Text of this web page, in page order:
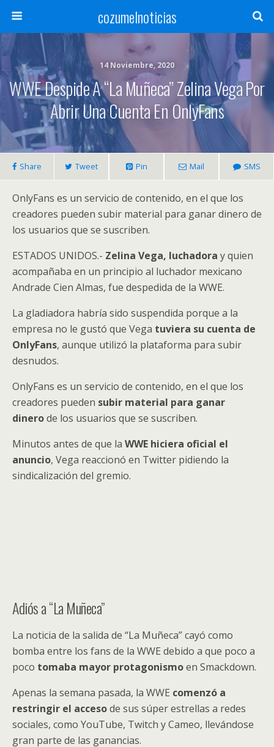
cozumelnoticias
14 Noviembre, 2020
WWE Despide A “La Muñeca” Zelina Vega Por
Abrir Una Cuenta En OnlyFans
Share Tweet Pin Mail SMS
OnlyFans es un servicio de contenido, en el que los
creadores pueden subir material para ganar dinero de
los usuarios que se suscriben.
ESTADOS UNIDOS.- Zelina Vega, luchadora y quien
acompañaba en un principio al luchador mexicano
Andrade Cien Almas, fue despedida de la WWE.
La gladiadora habría sido suspendida porque a la
empresa no le gustó que Vega tuviera su cuenta de
OnlyFans, aunque utilizó la plataforma para subir
desnudos.
OnlyFans es un servicio de contenido, en el que los
creadores pueden subir material para ganar
dinerode los usuarios que se suscriben.
Minutos antes de que la WWE hiciera oficial el
anuncio, Vega reaccionó en Twitter pidiendo la
sindicalización del gremio.
Adiós a “La Muñeca”
La noticia de la salida de “La Muñeca” cayó como
bomba entre los fans de la WWE debido a que poco a
poco tomaba mayor protagonismoen Smackdown.
Apenas la semana pasada, la WWE comenzó a
restringir el accesode sus súper estrellas a redes
sociales, como YouTube, Twitch y Cameo, llevándose
gran parte de las ganancias.